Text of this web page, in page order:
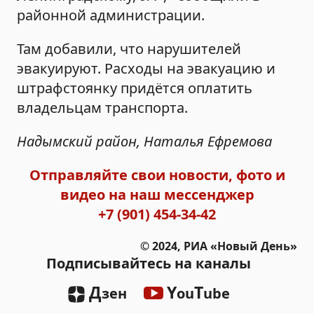
районной администрации.
Там добавили, что нарушителей
эвакуируют. Расходы на эвакуацию и
штрафстоянку придётся оплатить
владельцам транспорта.
Надымский район, Наталья Ефремова
Отправляйте свои новости, фото и
видео на наш мессенджер
+7 (901) 454-34-42
© 2024, РИА «Новый День»
Подписывайтесь на каналы
Дзен YouTube